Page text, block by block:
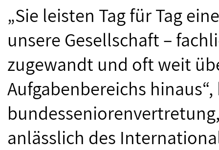
„Sie leisten Tag für Tag
unsere Gesellschaft –
zugewandt und oft weit
Aufgabenbereichs
anlässlich des